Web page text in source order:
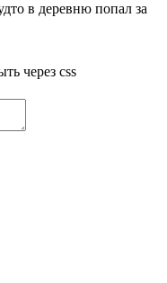
в деревню попал за
через css